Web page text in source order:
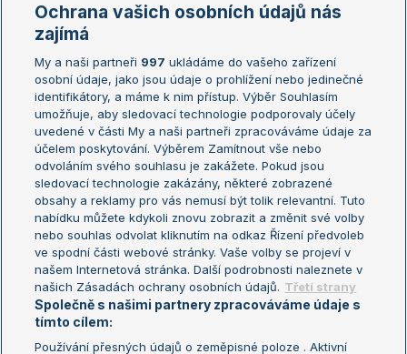
Žebříčky
Žebříček ATP (muži)
Žebříček WTA (ženy)
Sázkařský žebříček
Australian Open
French Open
Wimbledon
US Open
Turnaj mistrů
Turnaj mistryň
Aktualní trendy
Fotbalové přestupy
Livesport Daily
LS Prague Open
Ochrana vašich osobních údajů nás
zajímá
My a naši partneři 997 ukládáme do vašeho zařízení
osobní údaje, jako jsou údaje o prohlížení nebo jedinečné
identifikátory, a máme k nim přístup. Výběr Souhlasím
umožňuje, aby sledovací technologie podporovaly účely
uvedené v části My a naši partneři zpracováváme údaje za
účelem poskytování. Výběrem Zamítnout vše nebo
odvoláním svého souhlasu je zakážete. Pokud jsou
sledovací technologie zakázány, některé zobrazené
obsahy a reklamy pro vás nemusí být tolik relevantní. Tuto
nabídku můžete kdykoli znovu zobrazit a změnit své volby
nebo souhlas odvolat kliknutím na odkaz Řízení předvoleb
ve spodní části webové stránky. Vaše volby se projeví v
našem Internetová stránka. Další podrobnosti naleznete v
našich Zásadách ochrany osobních údajů. Třetí strany
Společně s našimi partnery zpracováváme údaje s
tímto cílem:
Používání přesných údajů o zeměpisné poloze . Aktivní